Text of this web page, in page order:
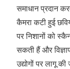
समाधान प्रदान
कैमरा कटी हुई
पर निशानों को
सकती हैं और
उद्योगों पर लागू